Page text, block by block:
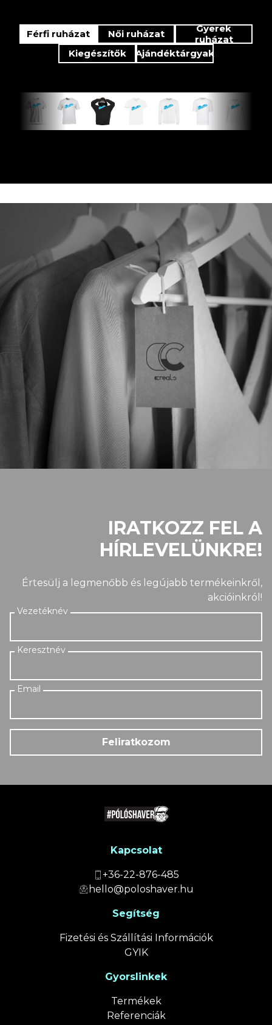
Férfi ruházat Női ruházat
Gyerek
ruházat
Kiegészítők
Ajándéktárgyak
IRATKOZZ FEL A
HÍRLEVELÜNKRE!
Értesülj a legmenőbb és legújabb termékeinkről,
akcióinkról!
Feliratkozom
Kapcsolat
+36-22-876-485
hello@poloshaver.hu
Segítség
Fizetési és Szállítási Információk
GYIK
Gyorslinkek
Termékek
Referenciák